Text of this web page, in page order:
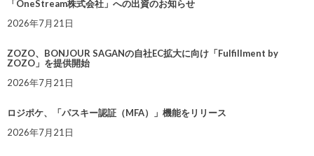
「OneStream株式会社」への出資のお知らせ
2026年7月21日
ZOZO、BONJOUR SAGANの自社EC拡大に向け「Fulfillment by
ZOZO」を提供開始
2026年7月21日
ロジポケ、「パスキー認証（MFA）」機能をリリース
2026年7月21日